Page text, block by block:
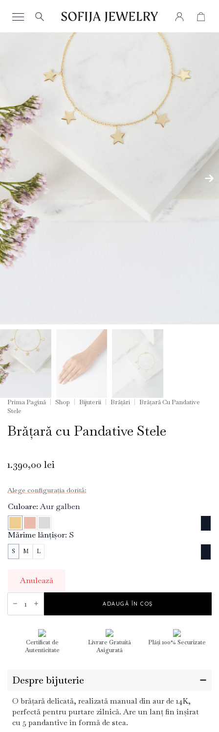
Search
Prima Pagină Shop Bijuterii Brățări
Brățară Cu Pandative
Stele
Brățară cu Pandative Stele
1.390,00 lei
Alege configurația dorită:
Culoare Aur galben
Mărime lănțișor S
S M L
Anulează
Cantitate
Stars
Bracelet
ADAUGĂ ÎN COȘ
Certificat de
Autenticitate
Livrare Gratuită
Asigurată
Plăți 100% Securizate
Despre bijuterie
O brățară delicată, realizată manual din aur de 14K,
perfectă pentru purtare zilnică. Are un lanț fin înșirat
cu 5 pandantive în formă de stea.